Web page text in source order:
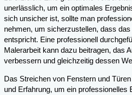
unerlässlich, um ein optimales
sich unsicher ist, sollte man
nehmen, um sicherzustellen, dass
entspricht. Eine professionell
Malerarbeit kann dazu beitragen, das
verbessern und gleichzeitig dessen
Das Streichen von Fenstern und
und Erfahrung, um ein professionelles